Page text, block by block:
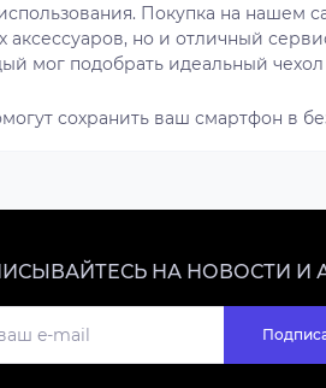
Покупка на нашем
но и отличный
мог подобрать идеальный чехол
сохранить ваш смартфон в
НА НОВОСТИ И